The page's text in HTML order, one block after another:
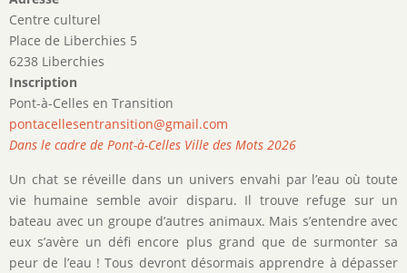
Centre culturel
Place de Liberchies 5
6238 Liberchies
Inscription
Pont-à-Celles en Transition
pontacellesentransition@gmail.com
Dans le cadre de Pont-à-Celles Ville des Mots 2026
Un chat se réveille dans un univers envahi par l’eau où toute
vie humaine semble avoir disparu. Il trouve refuge sur un
bateau avec un groupe d’autres animaux. Mais s’entendre avec
eux s’avère un défi encore plus grand que de surmonter sa
peur de l’eau ! Tous devront désormais apprendre à dépasser